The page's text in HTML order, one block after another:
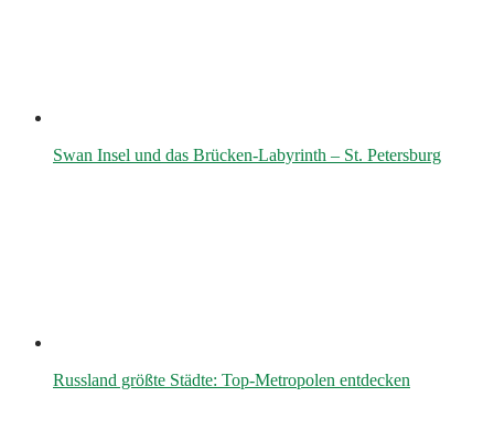
Swan Insel und das Brücken-Labyrinth – St. Petersburg
Russland größte Städte: Top-Metropolen entdecken